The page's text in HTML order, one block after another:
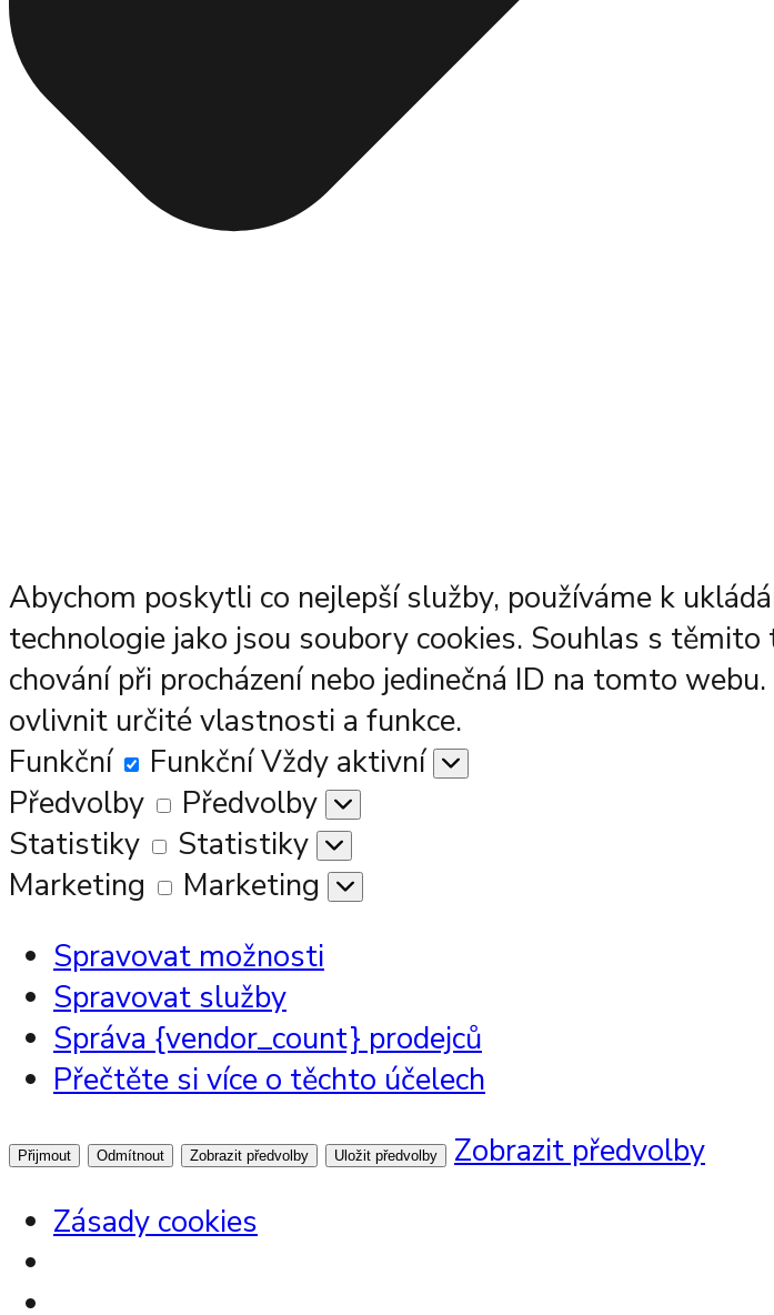
Abychom poskytli co nejlepší služby, používáme k
technologie jako jsou soubory cookies. Souhlas s
chování při procházení nebo jedinečná ID na tomto
ovlivnit určité vlastnosti a funkce.
Funkční
FunkčníVždy aktivní
Předvolby
Předvolby
Statistiky
Statistiky
Marketing
Marketing
Spravovat možnosti
Spravovat služby
Správa {vendor_count} prodejců
Přečtěte si více o těchto účelech
Přijmout Odmítnout Zobrazit předvolby Uložit předvolby
Zobrazit předvolby
Zásady cookies